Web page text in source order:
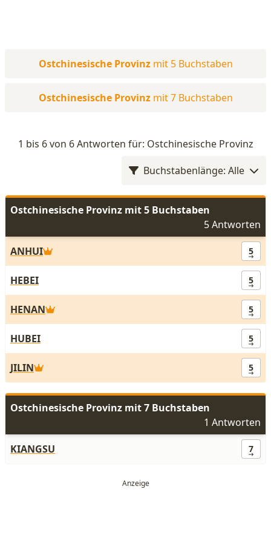
Ostchinesische Provinz mit 5 Buchstaben
Ostchinesische Provinz mit 7 Buchstaben
1 bis 6 von 6 Antworten für: Ostchinesische Provinz
Buchstabenlänge: Alle
Ostchinesische Provinz mit 5 Buchstaben
5 Antworten
ANHUI
5
HEBEI 5
HENAN 5
HUBEI 5
JILIN 5
Ostchinesische Provinz mit 7 Buchstaben
1 Antworten
KIANGSU
7